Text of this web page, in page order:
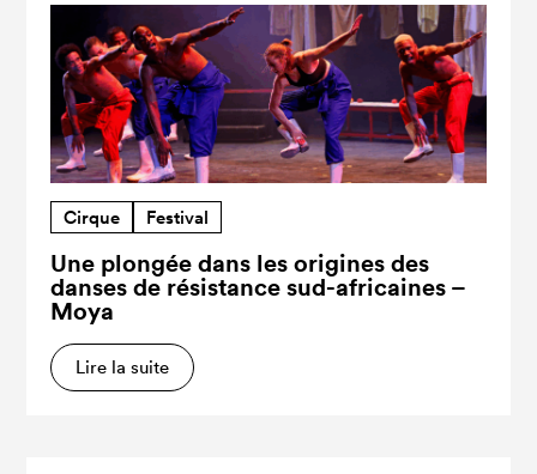
Cirque Festival
Une plongée dans les origines des
danses de résistance sud-africaines –
Moya
Lire la suite